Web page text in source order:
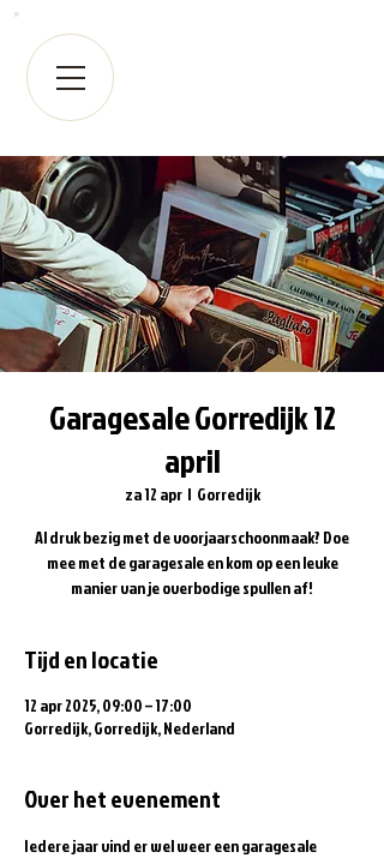
Garagesale Gorredijk 12
april
za 12 apr
  |
Gorredijk
Al druk bezig met de voorjaarschoonmaak? Doe
mee met de garagesale en kom op een leuke
manier van je overbodige spullen af!
Tijd en locatie
12 apr 2025, 09:00 – 17:00
Gorredijk, Gorredijk, Nederland
Over het evenement
Iedere jaar vind er wel weer een garagesale